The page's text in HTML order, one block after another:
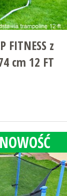
z
cm 12 FT
NOWOŚĆ